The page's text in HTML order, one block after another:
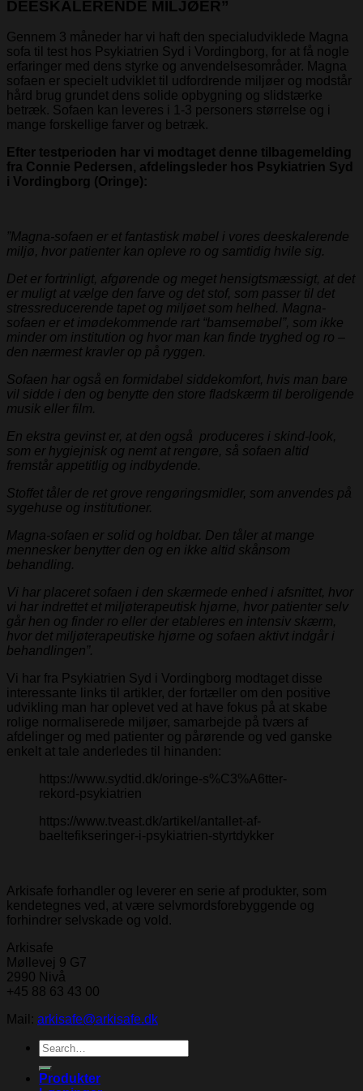
DEESKALERENDE MILJØER”
Gennem 3 måneder har vi haft den specialudviklede Magna
sofa til test hos Psykiatrien Syd i Vordingborg, for at få nogle
erfaringer med dens styrke og anvendelsesområder. Magna
sofaen er specielt udviklet til udfordrende miljøer og modstår
hård brug grundet dens solide opbygning og slidstærke
betræk. Sofaen kan leveres i 1-3 personers størrelse og i
mange forskellige farver og betræk.
Efter testperioden har vi modtaget denne tilbagemelding
fra Connie Pedersen, afdelingsleder hos Psykiatrien Syd
i Vordingborg (Oringe):
”Magna-sofaen er et fantastisk møbel i vores deeskalerende
miljø, hvor patienter kan opleve ro og samtidig hvile sig.
Det er fortrinligt, afgørende og meget hensigtsmæssigt, at det
er muligt at vælge den farve og det stof, som passer til det
stressreducerende tapet og miljøet som helhed. Magna-
sofaen er et imødekommende rart “bamsemøbel”, som ikke
minder om institution og hvor man kan finde tryghed og ro –
den nærmest kravler op på ryggen.
Sofaen har også en formidabel siddekomfort, hvis man bare
vil sidde i den og benytte den store fladskærm til beroligende
musik eller film.
En ekstra gevinst er, at den også produceres i skind-look,
som er hygiejnisk og nemt at rengøre, så sofaen altid
fremstår appetitlig og indbydende.
Stoffet tåler de ret grove rengøringsmidler, som anvendes på
sygehuse og institutioner.
Magna-sofaen er solid og holdbar. Den tåler at mange
mennesker benytter den og en ikke altid skånsom
behandling.
Vi har placeret sofaen i den skærmede enhed i afsnittet, hvor
vi har indrettet et miljøterapeutisk hjørne, hvor patienter selv
går hen og finder ro eller der etableres en intensiv skærm,
hvor det miljøterapeutiske hjørne og sofaen aktivt indgår i
behandlingen”.
Vi har fra Psykiatrien Syd i Vordingborg modtaget disse
interessante links til artikler, der fortæller om den positive
udvikling man har oplevet ved at have fokus på at skabe
rolige normaliserede miljøer, samarbejde på tværs af
afdelinger og med patienter og pårørende og ved ganske
enkelt at tale anderledes til hinanden:
https://www.sydtid.dk/oringe-s%C3%A6tter-
rekord-psykiatrien
https://www.tveast.dk/artikel/antallet-af-
baeltefikseringer-i-psykiatrien-styrtdykker
Arkisafe forhandler og leverer en serie af produkter, som
kendetegnes ved, at være selvmordsforebyggende og
forhindrer selvskade og vold.
Arkisafe
Møllevej 9 G7
2990 Nivå
+45 88 63 43 00
Mail: arkisafe@arkisafe.dk
Search
for:
Produkter